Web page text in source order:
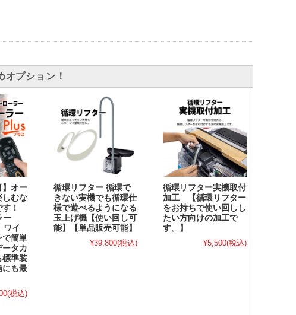
オプション！
】オー
しむな
す！
ー
ワイ
で簡単
ータカ
標準装
も最
(税込)
循環リフター 循環で
きない実機でも循環仕
様で遊べるようになる
玉上げ機【使い回し可
能】【単品販売可能】
¥39,800(税込)
循環リフター実機取付
加工 【循環リフター
をお持ちで使い回しし
たい方向けの加工で
す。】
¥5,500(税込)